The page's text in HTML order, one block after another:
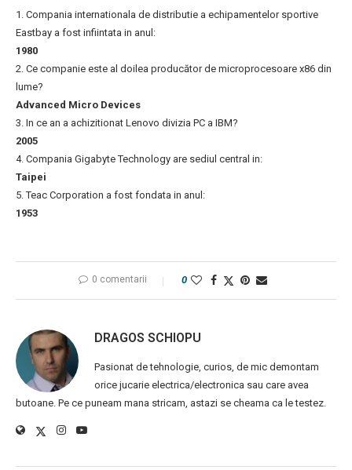
1. Compania internationala de distributie a echipamentelor sportive
Eastbay a fost infiintata in anul:
1980
2. Ce companie este al doilea producător de microprocesoare x86 din
lume?
Advanced Micro Devices
3. In ce an a achizitionat Lenovo divizia PC a IBM?
2005
4. Compania Gigabyte Technology are sediul central in:
Taipei
5. Teac Corporation a fost fondata in anul:
1953
0 comentarii 0
DRAGOS SCHIOPU
Pasionat de tehnologie, curios, de mic demontam
orice jucarie electrica/electronica sau care avea
butoane. Pe ce puneam mana stricam, astazi se cheama ca le testez.